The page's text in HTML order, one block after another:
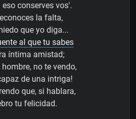
eso conserves vos'.
la falta,
que yo diga...
al que tu sabes
íntima amistad;
hombre, no te vendo,
de una intriga!
que, si hablara,
tu felicidad.